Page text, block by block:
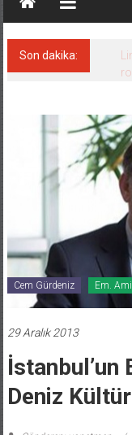
Son dakika:
Cem Gürdeniz Em.
İstanbul’un
Deniz